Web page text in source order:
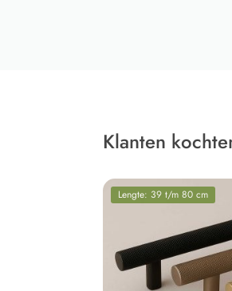
Klanten
Lengte: 39 t/m 80 cm